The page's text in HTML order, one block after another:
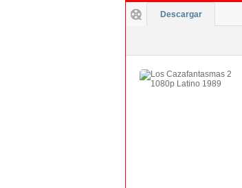
Descargar